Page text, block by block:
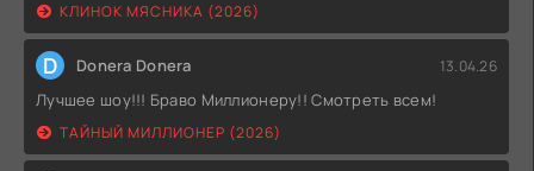
КЛИНОК МЯСНИКА (2026)
D Donera Donera 13.04.26
Лучшее шоу!!! Браво Миллионеру!! Смотреть всем!
ТАЙНЫЙ МИЛЛИОНЕР (2026)